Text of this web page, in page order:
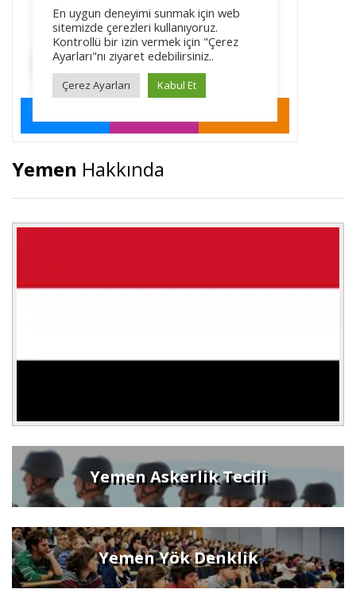
Yemen Hakkında
Yemen Askerlik Tecili
Yemen Yök Denklik